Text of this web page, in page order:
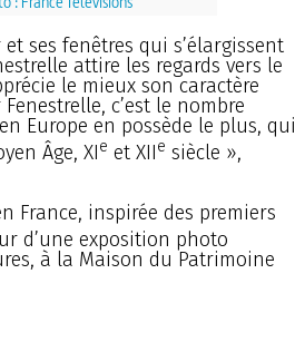
ses fenêtres qui s’élargissent
attire les regards vers le
le mieux son caractère
c’est le nombre
Europe en possède le plus, qui
Âge, XIe et XIIe siècle »,
France, inspirée des premiers
d’une exposition photo
à la Maison du Patrimoine